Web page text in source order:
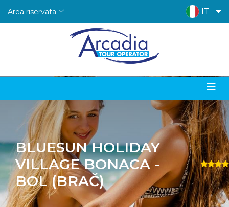
Area riservata IT
BLUESUN HOLIDAY
VILLAGE BONACA -
BOL (BRAČ)